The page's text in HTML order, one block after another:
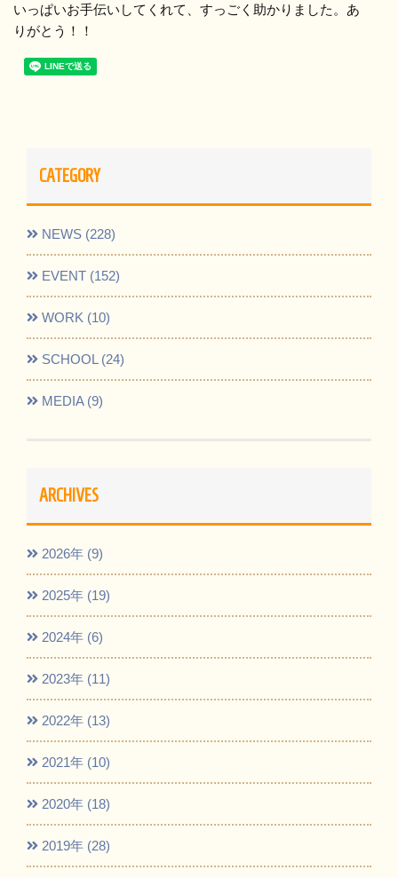
いっぱいお手伝いしてくれて、すっごく助かりました。あ
りがとう！！
CATEGORY
NEWS (228)
EVENT (152)
WORK (10)
SCHOOL (24)
MEDIA (9)
ARCHIVES
2026年 (9)
2025年 (19)
2024年 (6)
2023年 (11)
2022年 (13)
2021年 (10)
2020年 (18)
2019年 (28)